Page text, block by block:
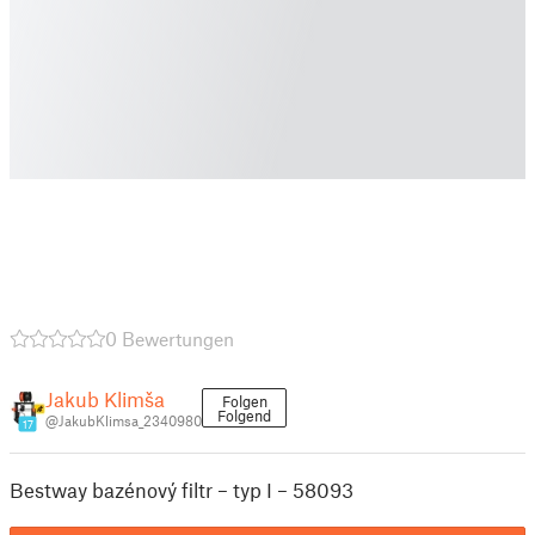
0 Bewertungen
17
Jakub Klimša
@JakubKlimsa_2340980
Folgen
Folgend
Bestway bazénový filtr – typ I – 58093